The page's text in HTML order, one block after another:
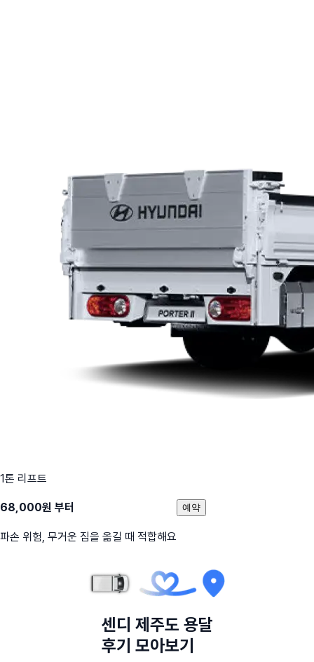
1톤 리프트
68,000원 부터
파손 위험, 무거운 짐을 옮길 때 적합해요
예약
센디 제주도 용달
후기 모아보기